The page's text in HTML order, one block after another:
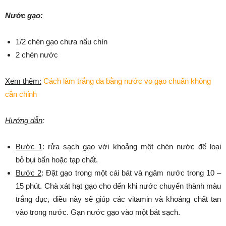
Nước gạo:
1/2 chén gạo chưa nấu chín
2 chén nước
Xem thêm: Cách làm trắng da bằng nước vo gạo chuẩn không
cần chỉnh
Hướng dẫn:
Bước 1: rửa sạch gạo với khoảng một chén nước để loại
bỏ bụi bẩn hoặc tạp chất.
Bước 2: Đặt gạo trong một cái bát và ngâm nước trong 10 –
15 phút. Chà xát hạt gạo cho đến khi nước chuyển thành màu
trắng đục, điều này sẽ giúp các vitamin và khoáng chất tan
vào trong nước. Gạn nước gạo vào một bát sạch.